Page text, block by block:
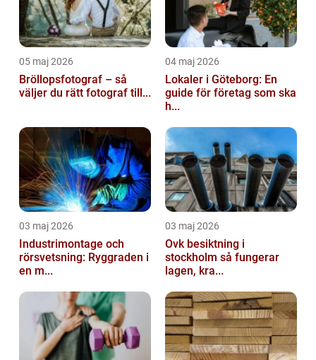
05 maj 2026
Bröllopsfotograf – så
väljer du rätt fotograf till...
04 maj 2026
Lokaler i Göteborg: En
guide för företag som ska
h...
03 maj 2026
Industrimontage och
rörsvetsning: Ryggraden i
en m...
03 maj 2026
Ovk besiktning i
stockholm så fungerar
lagen, kra...